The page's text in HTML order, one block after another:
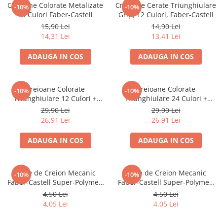
Pixuri
Rezerve stilouri
Măsurare și trasare
Organizare și Arhivare
Accesorii de organizare
Bibliorafturi
Clipboard-uri
Dosare Plastic
Folii de protecție
-10%
Creioane Colorate Metalizate
10 Culori Faber-Castell
15,90 Lei
14,31 Lei
ADAUGA IN COS
-10%
Creioane Cerate Triunghiulare
Grip, 12 Culori, Faber-Castell
14,90 Lei
13,41 Lei
ADAUGA IN COS
-10%Creioane Colorate
Triunghiulare 12 Culori +
Ascuțitoare Eco Faber-Castell
29,90 Lei
26,91 Lei
ADAUGA IN COS
-10%Creioane Colorate
Triunghiulare 24 Culori +
Ascuțitoare Eco Faber-Castell
29,90 Lei
26,91 Lei
ADAUGA IN COS
-10%
Mine de Creion Mecanic
Faber-Castell Super-Polymer,
0,5 mm, HB/B, 12 Bucăți
4,50 Lei
4,05 Lei
-10%
Mine de Creion Mecanic
Faber-Castell Super-Polymer,
0,7 mm, HB/B, 12 Bucăți
4,50 Lei
4,05 Lei